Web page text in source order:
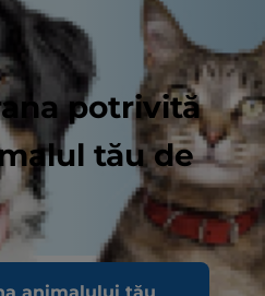
potrivită
tău de
este greu de rezistat